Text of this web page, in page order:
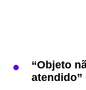
“Objeto
atendido”